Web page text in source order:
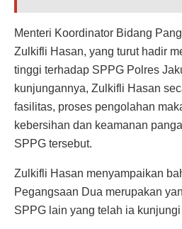
Menteri Koordinator Bidang
Zulkifli Hasan, yang turut hadir
tinggi terhadap SPPG Polres
kunjungannya, Zulkifli Hasan
fasilitas, proses pengolahan
kebersihan dan keamanan
SPPG tersebut.
Zulkifli Hasan menyampaikan
Pegangsaan Dua merupakan
SPPG lain yang telah ia